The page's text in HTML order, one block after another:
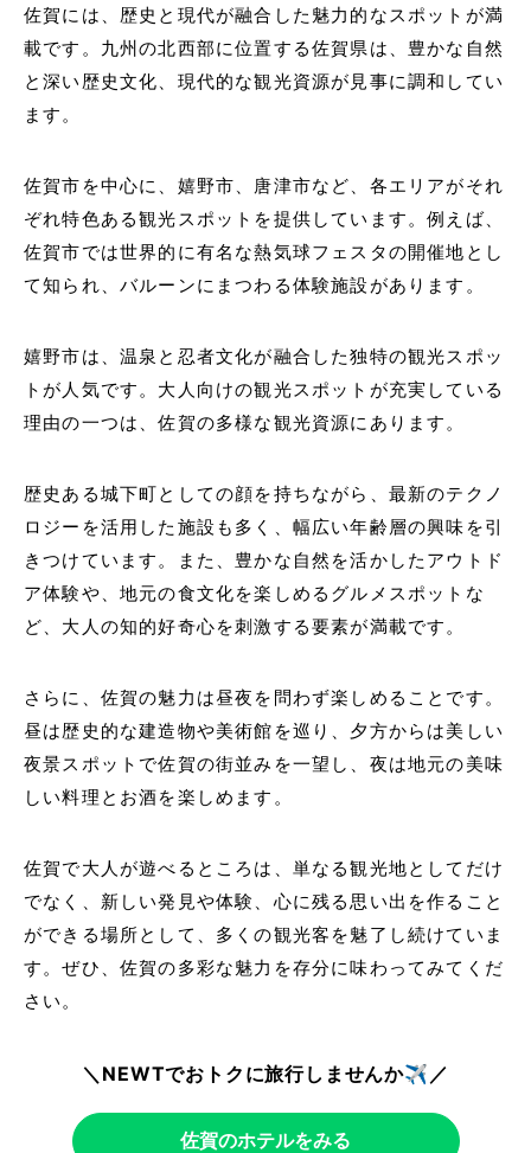
佐賀には、歴史と現代が融合した魅力的なスポットが満
載です。九州の北西部に位置する佐賀県は、豊かな自然
と深い歴史文化、現代的な観光資源が見事に調和してい
ます。
佐賀市を中心に、嬉野市、唐津市など、各エリアがそれ
ぞれ特色ある観光スポットを提供しています。例えば、
佐賀市では世界的に有名な熱気球フェスタの開催地とし
て知られ、バルーンにまつわる体験施設があります。
嬉野市は、温泉と忍者文化が融合した独特の観光スポッ
トが人気です。大人向けの観光スポットが充実している
理由の一つは、佐賀の多様な観光資源にあります。
歴史ある城下町としての顔を持ちながら、最新のテクノ
ロジーを活用した施設も多く、幅広い年齢層の興味を引
きつけています。また、豊かな自然を活かしたアウトド
ア体験や、地元の食文化を楽しめるグルメスポットな
ど、大人の知的好奇心を刺激する要素が満載です。
さらに、佐賀の魅力は昼夜を問わず楽しめることです。
昼は歴史的な建造物や美術館を巡り、夕方からは美しい
夜景スポットで佐賀の街並みを一望し、夜は地元の美味
しい料理とお酒を楽しめます。
佐賀で大人が遊べるところは、単なる観光地としてだけ
でなく、新しい発見や体験、心に残る思い出を作ること
ができる場所として、多くの観光客を魅了し続けていま
す。ぜひ、佐賀の多彩な魅力を存分に味わってみてくだ
さい。
＼NEWTでおトクに旅行しませんか✈️／
佐賀のホテルをみる